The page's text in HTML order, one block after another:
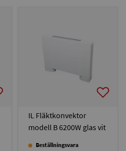
IL Fläktkonvektor
modell B 6200W glas vit
Beställningsvara